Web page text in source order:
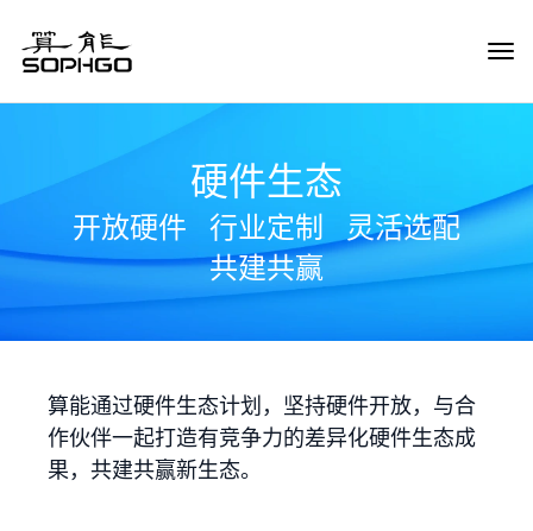
硬件生态
开放硬件 行业定制
灵活选配
共建共赢
算能通过硬件生态计划，坚持硬件开放，与合
作伙伴一起打造有竞争力的差异化硬件生态成
果，共建共赢新生态。